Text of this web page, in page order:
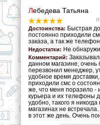
Лебедева Татьяна
Достоинства: Быстрая
постоянно приходили
заказа, а так же
Недостатки: Не
Комментарий:
данном магазине, очень
перезвонил менеджер,
удобное время
приходили смс о
же, что меня поразило -
курьера и их телефоны
удобно, такого я
магазинах не
в этот же день. Очень